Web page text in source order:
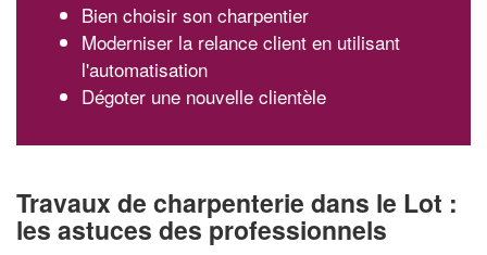
Bien choisir son charpentier
Moderniser la relance client en utilisant
l'automatisation
Dégoter une nouvelle clientèle
Travaux de charpenterie dans le Lot :
les astuces des professionnels